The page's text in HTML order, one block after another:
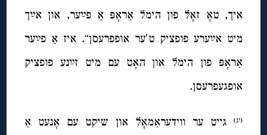
איך, טאָ זאָל פון הימל אַראָפּ אַ פײַער, און אײַך
מיט אײַערע פופציק ט′ער אופפרעסן“. איז אַ פײַער
אַראָפּ פון הימל און האָט עם מיט זײַנע פופציק
אופגעפרעסן.
(יג)
גייט ער ווידעראַמאָל און שיקט עם אָנעט אַ